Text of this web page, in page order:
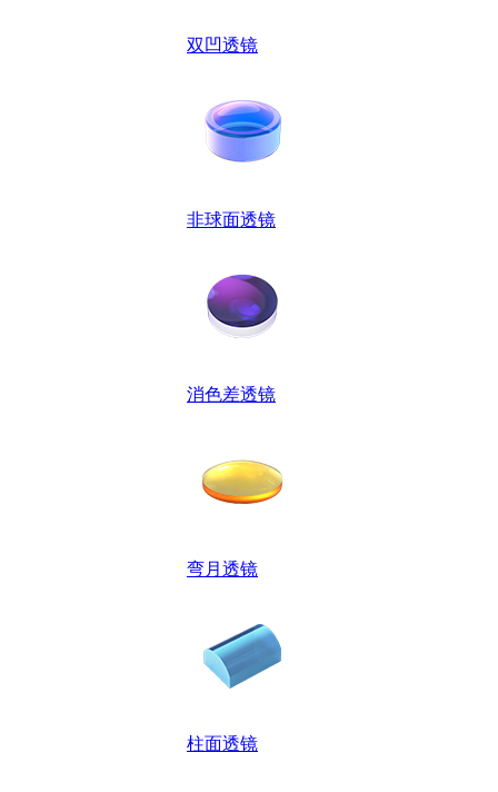
双凹透镜
非球面透镜
消色差透镜
弯月透镜
柱面透镜